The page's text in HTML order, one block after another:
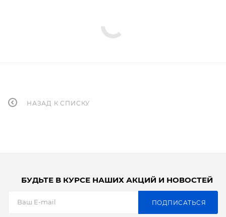
НАЗАД К СПИСКУ
БУДЬТЕ В КУРСЕ НАШИХ АКЦИЙ И НОВОСТЕЙ
ПОДПИСАТЬСЯ